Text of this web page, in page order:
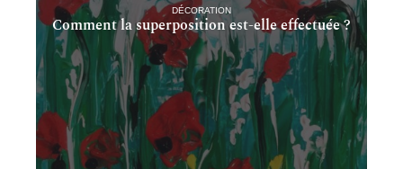
DÉCORATION
Comment la superposition est-elle effectuée ?